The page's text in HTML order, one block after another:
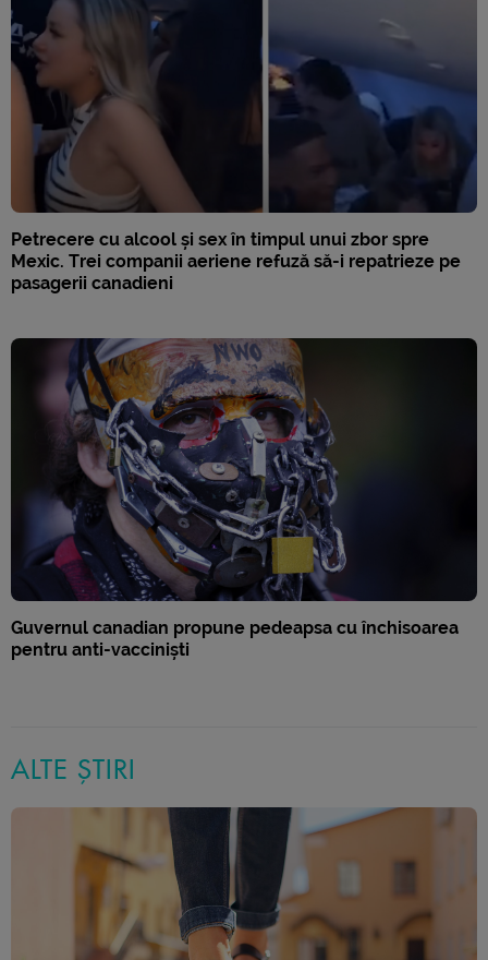
Petrecere cu alcool și sex în timpul unui zbor spre
Mexic. Trei companii aeriene refuză să-i repatrieze pe
pasagerii canadieni
Guvernul canadian propune pedeapsa cu închisoarea
pentru anti-vacciniști
ALTE ȘTIRI